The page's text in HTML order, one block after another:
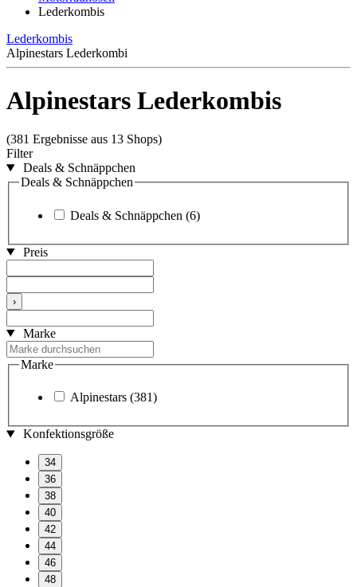
Lederkombis
Lederkombis
Alpinestars Lederkombi
Alpinestars Lederkombis
(381 Ergebnisse aus 13 Shops)
Filter
Deals & Schnäppchen
Deals & Schnäppchen
Deals & Schnäppchen (6)
Preis
›
Marke
Marke
Alpinestars (381)
Konfektionsgröße
34
36
38
40
42
44
46
48